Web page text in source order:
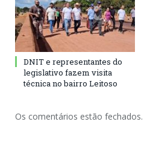
DNIT e representantes do
legislativo fazem visita
técnica no bairro Leitoso
Os comentários estão fechados.